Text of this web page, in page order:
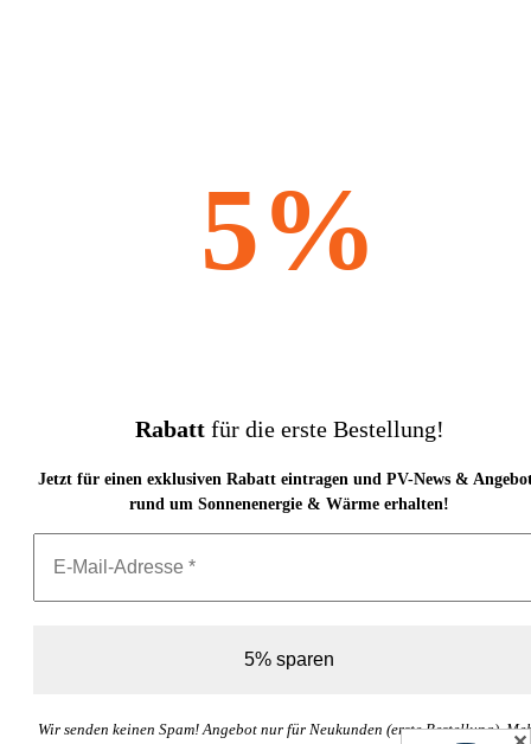
5%
Rabattfür die erste Bestellung!
Jetzt für einen exklusiven Rabatt eintragen und PV-News &
rund um Sonnenenergie & Wärme erhalten!
Wir senden keinen Spam! Angebot nur für Neukunden (erste Bestellung).